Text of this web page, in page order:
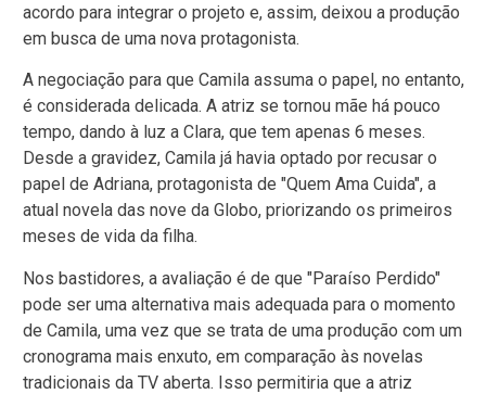
acordo para integrar o projeto e, assim, deixou a produção
em busca de uma nova protagonista.
A negociação para que Camila assuma o papel, no entanto,
é considerada delicada. A atriz se tornou mãe há pouco
tempo, dando à luz a Clara, que tem apenas 6 meses.
Desde a gravidez, Camila já havia optado por recusar o
papel de Adriana, protagonista de "Quem Ama Cuida", a
atual novela das nove da Globo, priorizando os primeiros
meses de vida da filha.
Nos bastidores, a avaliação é de que "Paraíso Perdido"
pode ser uma alternativa mais adequada para o momento
de Camila, uma vez que se trata de uma produção com um
cronograma mais enxuto, em comparação às novelas
tradicionais da TV aberta. Isso permitiria que a atriz